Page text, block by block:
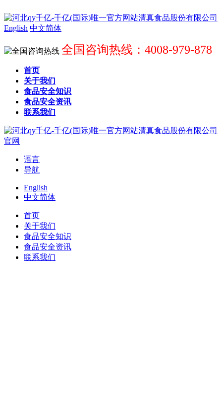
English 中文简体
全国咨询热线：4008-979-878
首页
关于我们
食品安全知识
食品安全资讯
联系我们
语言
导航
English
中文简体
首页
关于我们
食品安全知识
食品安全资讯
联系我们